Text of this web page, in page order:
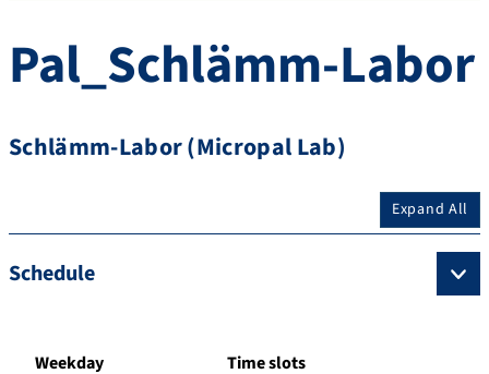
Pal_Schlämm-Labor
Schlämm-Labor (Micropal Lab)
Expand All
Schedule
Weekday Time slots